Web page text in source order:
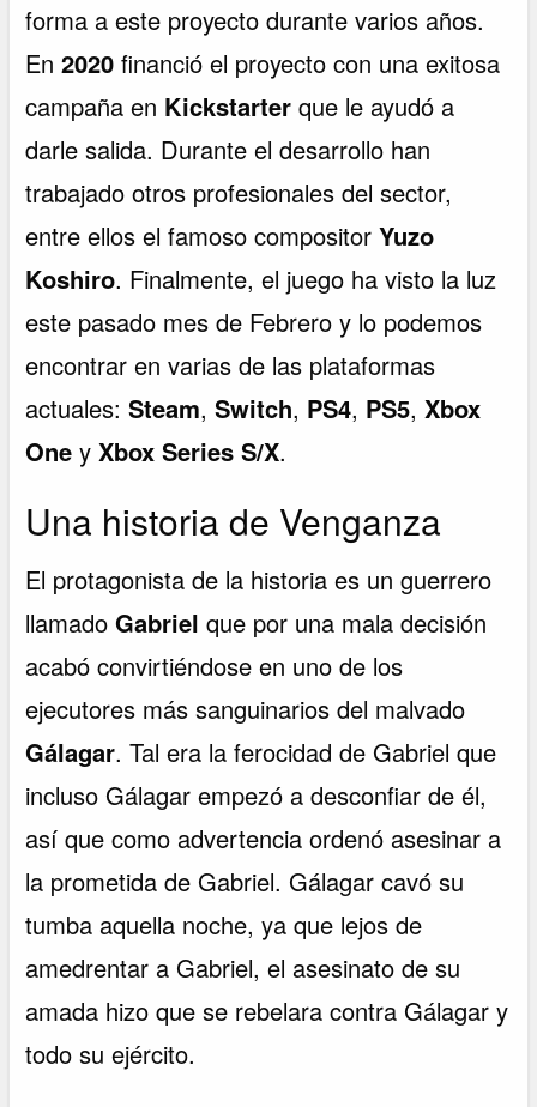
forma a este proyecto durante varios años.
En2020financió el proyecto con una exitosa
campaña en Kickstarterque le ayudó a
darle salida. Durante el desarrollo han
trabajado otros profesionales del sector,
entre ellos el famoso compositorYuzo
Koshiro. Finalmente, el juego ha visto la luz
este pasado mes de Febrero y lo podemos
encontrar en varias de las plataformas
actuales:Steam,Switch, PS4, PS5,Xbox
One yXbox Series S/X.
Una historia de Venganza
El protagonista de la historia es un guerrero
llamadoGabrielque por una mala decisión
acabó convirtiéndose en uno de los
ejecutores más sanguinarios del malvado
Gálagar. Tal era la ferocidad de Gabriel que
incluso Gálagar empezó a desconfiar de él,
así que como advertencia ordenó asesinar a
la prometida de Gabriel. Gálagar cavó su
tumba aquella noche, ya que lejos de
amedrentar a Gabriel, el asesinato de su
amada hizo que se rebelara contra Gálagar y
todo su ejército.